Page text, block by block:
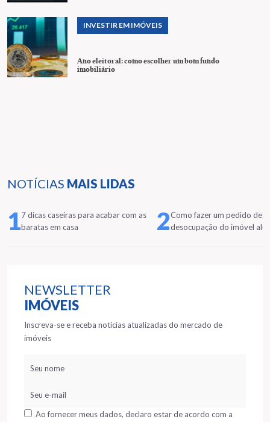
NOTÍCIAS MAIS LIDAS
17 dicas caseiras para acabar com as
baratas em casa
2Como fazer um pedido de
desocupação do imóvel
NEWSLETTER
IMÓVEIS
Inscreva-se e receba notícias atualizadas do mercado de
imóveis
Ao fornecer meus dados, declaro estar de acordo com a
INVESTIR EM IMÓVEIS
Ano eleitoral: como escolher um bom fundo
imobiliário